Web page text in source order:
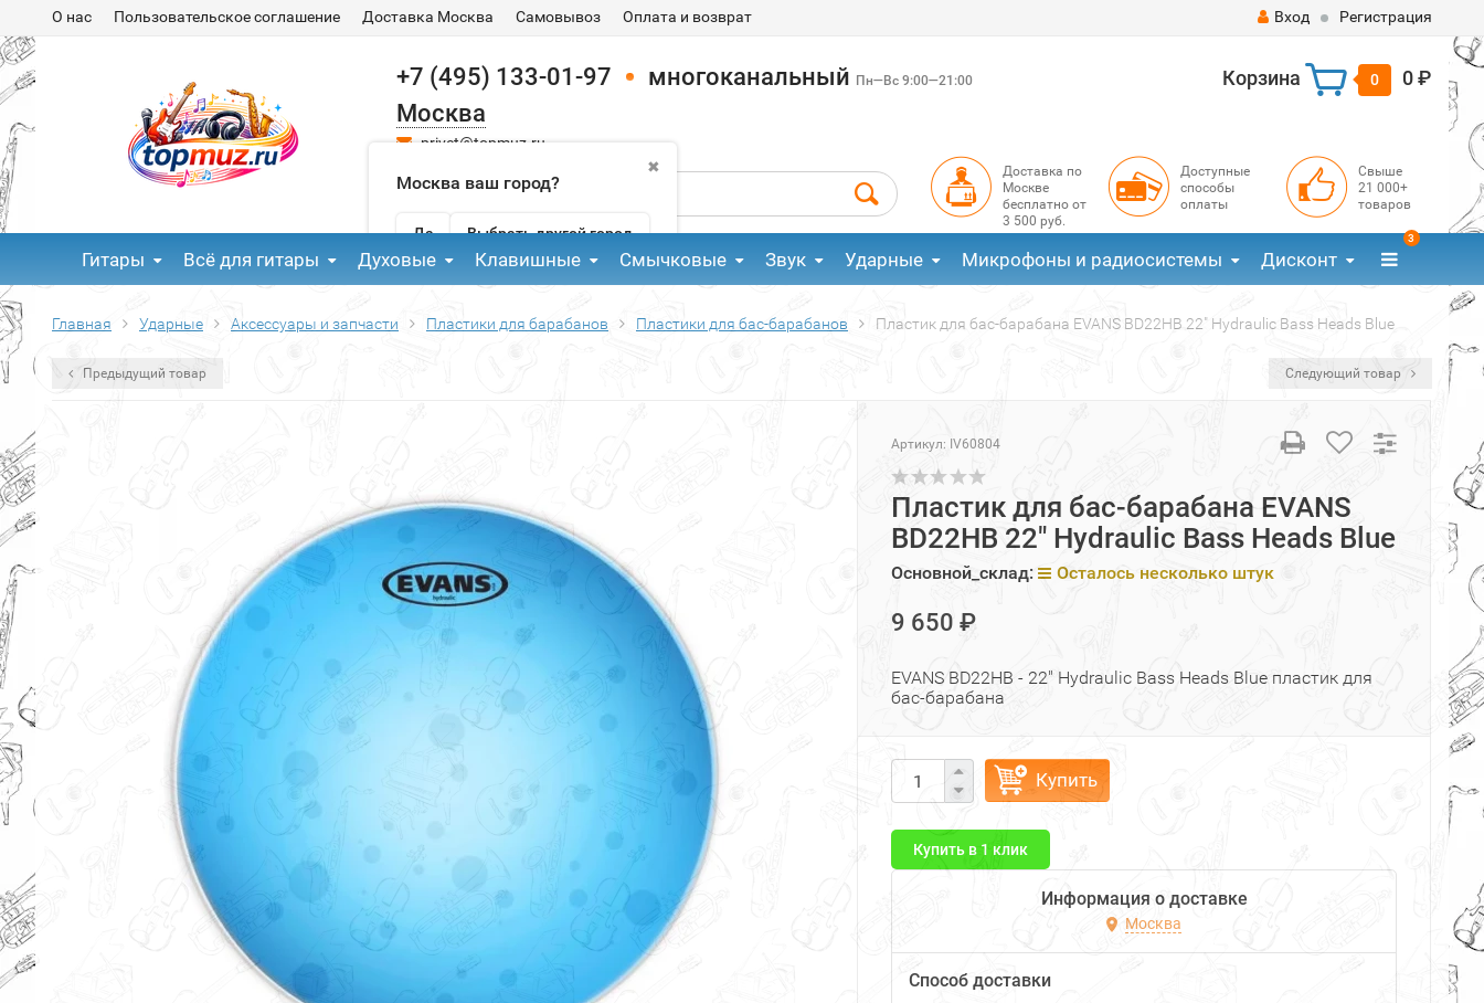
О нас Пользовательское соглашение Доставка Москва Самовывоз Оплата и возврат Вход Регистрация
+7 (495) 133-01-97 многоканальный Пн—Вс 9:00—21:00
Москва
✖
Москва ваш город?
Да Выбрать другой город
privet@topmuz.ru
Корзина 0 0 ₽
Доставка по
Москве
бесплатно от
3 500 руб.
Доступные
способы
оплаты
Свыше
21 000+
товаров
Гитары Всё для гитары Духовые Клавишные Смычковые Звук Ударные Микрофоны и радиосистемы Дисконт
3
Главная Ударные Аксессуары и запчасти Пластики для барабанов Пластики для бас-барабанов Пластик для бас-барабана EVANS BD22HB 22" Hydraulic Bass Heads Blue
Предыдущий товар Следующий товар
Артикул: IV60804
Пластик для бас-барабана EVANS
BD22HB 22" Hydraulic Bass Heads Blue
Основной_склад: Осталось несколько штук
9 650 ₽
EVANS BD22HB - 22" Hydraulic Bass Heads Blue пластик для
бас-барабана
Купить
Купить в 1 клик
Информация о доставке
Москва
Способ доставки